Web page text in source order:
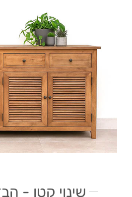
שינוי קטן -